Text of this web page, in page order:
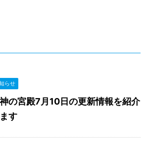
らせ
の宮殿7月10日の更新情報を紹介
す